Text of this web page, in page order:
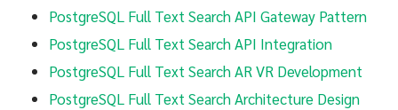
PostgreSQL Full Text Search API Gateway Pattern
PostgreSQL Full Text Search API Integration
PostgreSQL Full Text Search AR VR Development
PostgreSQL Full Text Search Architecture Design